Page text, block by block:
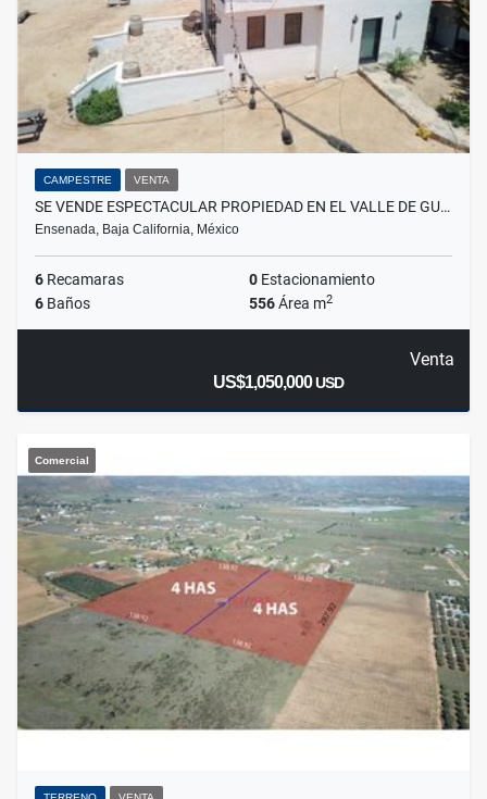
CAMPESTRE VENTA
SE VENDE ESPECTACULAR PROPIEDAD EN EL VALLE DE GU…
Ensenada, Baja California, México
6 Recamaras 0 Estacionamiento
6 Baños 556Área m2
Venta
US$1,050,000USD
Comercial